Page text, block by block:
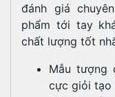
đánh giá
phẩm tới tay
chất lượng tốt
Mẫu tượng
cực giỏi tạo